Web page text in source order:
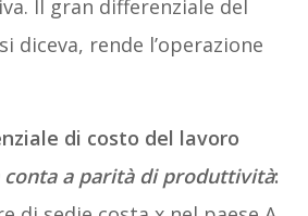
Il gran differenziale del
diceva, rende l’operazione
di costo del lavoro
conta a parità di produttività: